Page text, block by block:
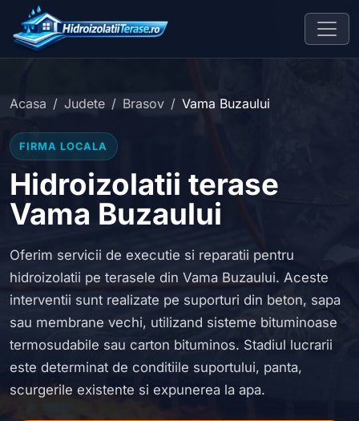
Acasa Judete Brasov Vama Buzaului
FIRMA LOCALA
Hidroizolatii terase
Vama Buzaului
Oferim servicii de executie si reparatii pentru
hidroizolatii pe terasele din Vama Buzaului. Aceste
interventii sunt realizate pe suporturi din beton, sapa
sau membrane vechi, utilizand sisteme bituminoase
termosudabile sau carton bituminos. Stadiul lucrarii
este determinat de conditiile suportului, panta,
scurgerile existente si expunerea la apa.